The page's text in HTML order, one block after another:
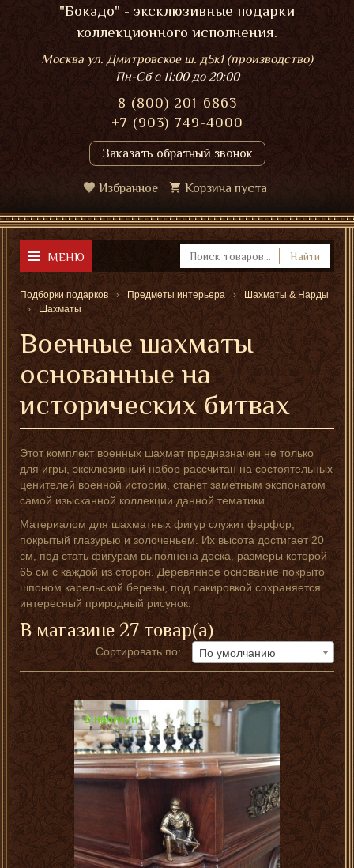
"Бокадо" - эксклюзивные подарки
коллекционного исполнения.
Москва ул. Дмитровское ш. д5к1 (производство)
Пн-Сбс 11:00 до 20:00
8 (800) 201-6863
+7 (903) 749-4000
Заказать обратный звонок
Избранное Корзина пуста
МЕНЮ Найти
Подборки подарков Предметы интерьера
Шахматы & Нарды
Шахматы
Военные шахматы
основанные на
исторических битвах
Этот комплект военных шахмат предназначен не только
для игры, эксклюзивный набор рассчитан на состоятельных
ценителей военной истории, станет заметным экспонатом
самой изысканной коллекции данной тематики.
Материалом для шахматных фигур служит фарфор,
покрытый глазурью и золоченьем. Их высота достигает 20
см, под стать фигурам выполнена доска, размеры которой
65 см с каждой из сторон. Деревянное основание покрыто
шпоном карельской березы, под лакировкой сохраняется
интересный природный рисунок.
В магазине 27 товар(а)
Сортировать по: По умолчанию
В наличии